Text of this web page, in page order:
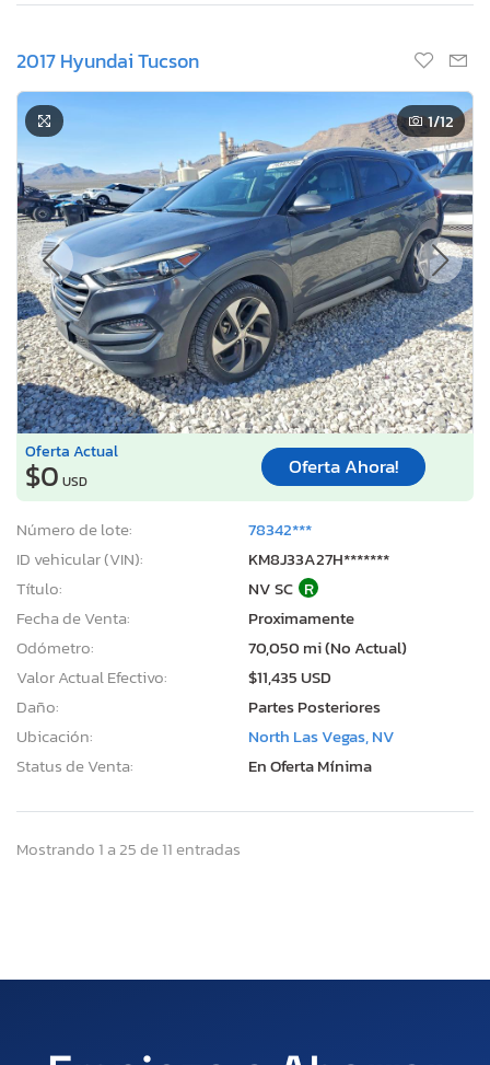
2017 Hyundai Tucson
1/12
Oferta Actual
$0 USD
Oferta Ahora!
Número de lote:
78342***
ID vehicular (VIN):
KM8J33A27H*******
Título:
NV SC R
Fecha de Venta:
Proximamente
Odómetro:
70,050 mi (No Actual)
Valor Actual Efectivo:
$11,435 USD
Daño:
Partes Posteriores
Ubicación:
North Las Vegas, NV
Status de Venta:
En Oferta Mínima
Mostrando 1 a 25 de 11 entradas